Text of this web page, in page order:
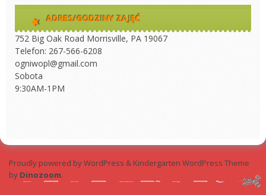
ADRES/GODZINY ZAJĘĆ
752 Big Oak Road Morrisville, PA 19067
Telefon: 267-566-6208
ogniwopl@gmail.com
Sobota
9:30AM-1PM
Proudly powered by WordPress & Kindergarten WordPress Theme
by Dinozoom.